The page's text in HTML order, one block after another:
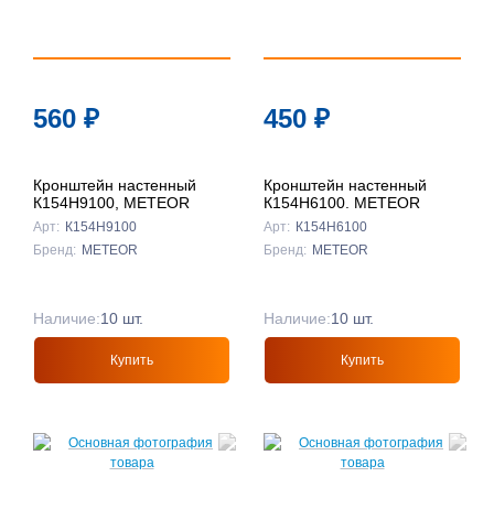
↑
↓
560 ₽
Кронштейн настенный
К154Н9100, METEOR
Арт: К154Н9100
Бренд: METEOR
Наличие:10 шт.
Купить
450 ₽
Кронштейн настенный
К154Н6100. METEOR
Арт: К154Н6100
Бренд: METEOR
Наличие:10 шт.
Купить